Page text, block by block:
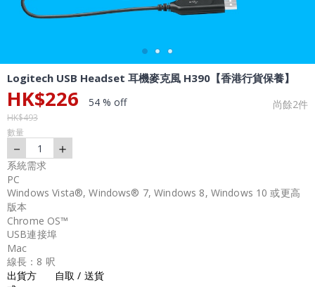
Logitech USB Headset 耳機麥克風 H390【香港行貨保養】
HK$226 54 % off 尚餘2件
HK$493
數量
－ 1 ＋
系統需求
PC
Windows Vista®, Windows® 7, Windows 8, Windows 10 或更高
版本
Chrome OS™
USB連接埠
Mac
線長：8 呎
出貨方
自取 / 送貨